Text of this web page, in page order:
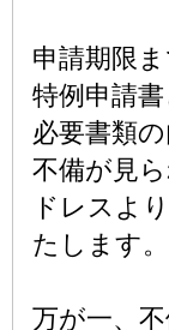
申請期限
特例申請
必要書類の
不備が見
ドレスよ
たします。
万が一、